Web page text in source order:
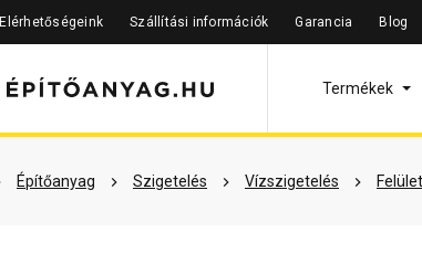
Elérhetőségeink Szállítási információk Garancia Blog
Termékek
Építőanyag Szigetelés Vízszigetelés
Szükséged lehet rá Részletes leírás